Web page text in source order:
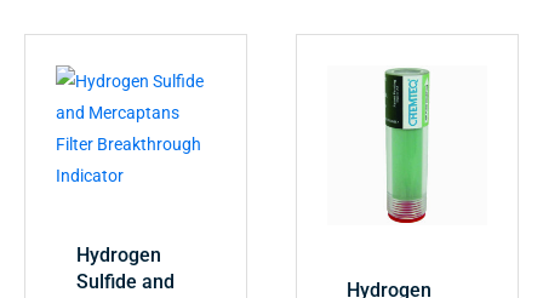
Hydrogen
Sulfide and
Hydrogen